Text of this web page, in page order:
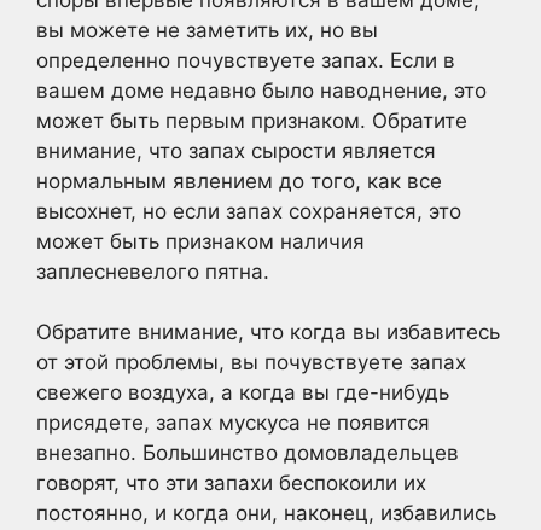
вы можете не заметить их, но вы
определенно почувствуете запах. Если в
вашем доме недавно было наводнение, это
может быть первым признаком. Обратите
внимание, что запах сырости является
нормальным явлением до того, как все
высохнет, но если запах сохраняется, это
может быть признаком наличия
заплесневелого пятна.
Обратите внимание, что когда вы избавитесь
от этой проблемы, вы почувствуете запах
свежего воздуха, а когда вы где-нибудь
присядете, запах мускуса не появится
внезапно. Большинство домовладельцев
говорят, что эти запахи беспокоили их
постоянно, и когда они, наконец, избавились